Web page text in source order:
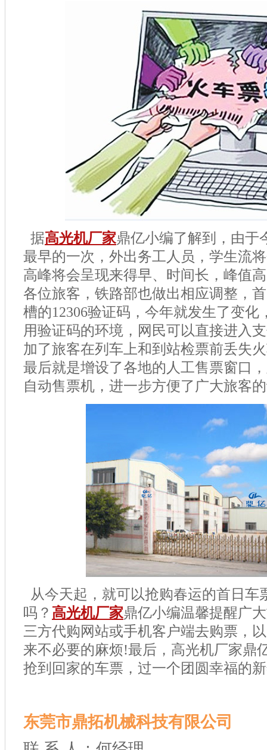
据高光机厂家鼎亿小编了解到，由于
最早的一次，外出务工人员，学生流
高峰将会呈现来得早、时间长，峰值
各位旅客，铁路部也做出相应调整，
槽的12306验证码，今年就发生了变化
用验证码的环境，网民可以直接进入
加了旅客在列车上和到站检票前丢失
最后就是增设了各地的人工售票窗口
自动售票机，进一步方便了广大旅客
从今天起，就可以抢购春运的首日车
吗？ 高光机厂家鼎亿小编温馨提醒广
三方代购网站或手机客户端去购票，
来不必要的麻烦!最后，高光机厂家鼎
抢到回家的车票，过一个团圆幸福的
东莞市鼎拓机械科技有限公司